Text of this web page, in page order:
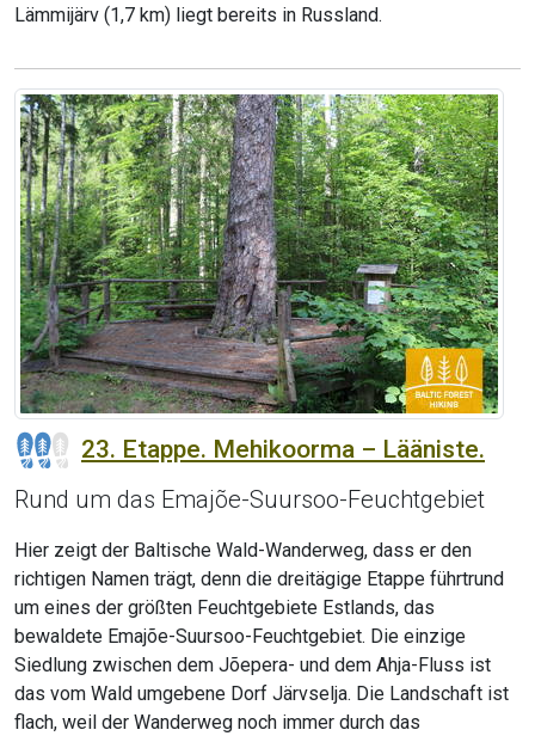
Lämmijärv (1,7 km) liegt bereits in Russland.
23. Etappe. Mehikoorma – Lääniste.
Rund um das Emajõe-Suursoo-Feuchtgebiet
Hier zeigt der Baltische Wald-Wanderweg, dass er den
richtigen Namen trägt, denn die dreitägige Etappe führtrund
um eines der größten Feuchtgebiete Estlands, das
bewaldete Emajõe-Suursoo-Feuchtgebiet. Die einzige
Siedlung zwischen dem Jõepera- und dem Ahja-Fluss ist
das vom Wald umgebene Dorf Järvselja. Die Landschaft ist
flach, weil der Wanderweg noch immer durch das